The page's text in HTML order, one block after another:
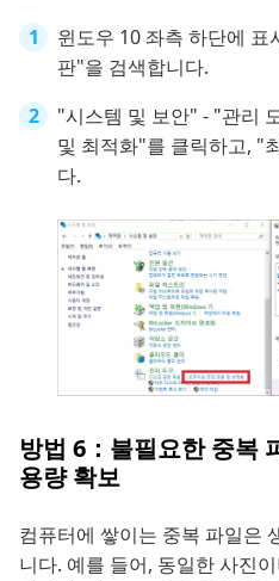
윈도우 10 좌측 하단에
판"을 검색합니다.
"시스템 및 보안" - "관리
및 최적화"를 클릭하고, "
다.
방법 6：불필요한 중복
용량 확보
컴퓨터에 쌓이는 중복 파일은
니다. 예를 들어, 동일한 사진